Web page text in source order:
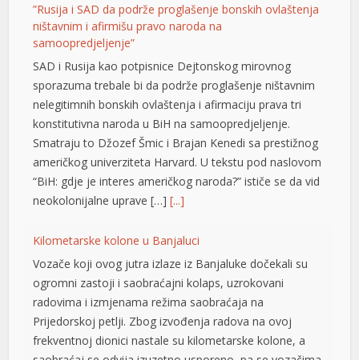
”Rusija i SAD da podrže proglašenje bonskih ovlaštenja
ništavnim i afirmišu pravo naroda na
samoopredjeljenje”
SAD i Rusija kao potpisnice Dejtonskog mirovnog
sporazuma trebale bi da podrže proglašenje ništavnim
nelegitimnih bonskih ovlaštenja i afirmaciju prava tri
konstitutivna naroda u BiH na samoopredjeljenje.
Smatraju to Džozef Šmic i Brajan Kenedi sa prestižnog
američkog univerziteta Harvard. U tekstu pod naslovom
“BiH: gdje je interes američkog naroda?” ističe se da vid
neokolonijalne uprave […][...]
Kilometarske kolone u Banjaluci
Vozače koji ovog jutra izlaze iz Banjaluke dočekali su
ogromni zastoji i saobraćajni kolaps, uzrokovani
radovima i izmjenama režima saobraćaja na
Prijedorskoj petlji. Zbog izvođenja radova na ovoj
frekventnoj dionici nastale su kilometarske kolone, a